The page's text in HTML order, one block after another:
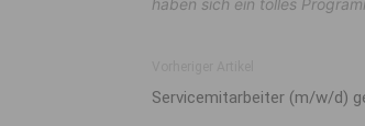
haben sich ein tolles
Servicemitarbeiter (m/w/d)